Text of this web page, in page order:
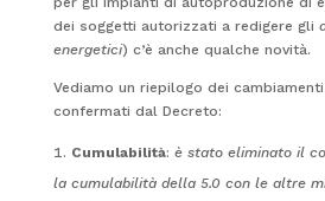
dei soggetti autorizzati a redigere gli
energetici) c’è anche qualche novità.
Vediamo un riepilogo dei
confermati dal Decreto:
Cumulabilità: è stato eliminato il
la cumulabilità della 5.0 con le altre